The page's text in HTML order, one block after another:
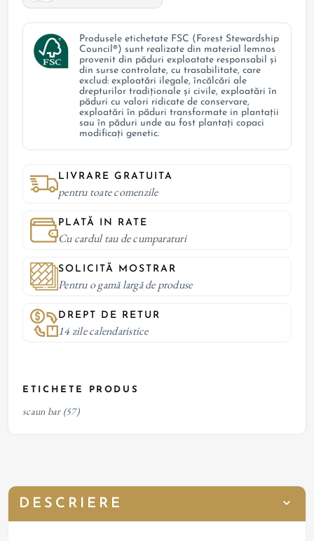
Produsele etichetate FSC (Forest Stewardship
Council®) sunt realizate din material lemnos
provenit din păduri exploatate responsabil și
din surse controlate, cu trasabilitate, care
exclud: exploatări ilegale, încălcări ale
drepturilor tradiționale și civile, exploatări în
păduri cu valori ridicate de conservare,
exploatări în păduri transformate in plantații
sau în păduri unde au fost plantați copaci
modificați genetic.
LIVRARE GRATUITA
pentru toate comenzile
PLATĂ IN RATE
Cu cardul tau de cumparaturi
SOLICITĂ MOSTRAR
Pentru o gamă largă de produse
DREPT DE RETUR
14 zile calendaristice
ETICHETE PRODUS
scaun bar (57)
DESCRIERE